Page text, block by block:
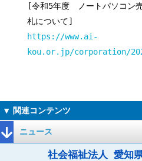
[令和5年度 ノートパソコン
札について]
https://www.ai-
kou.or.jp/corporation/
ニュース
社会福祉法人 愛知